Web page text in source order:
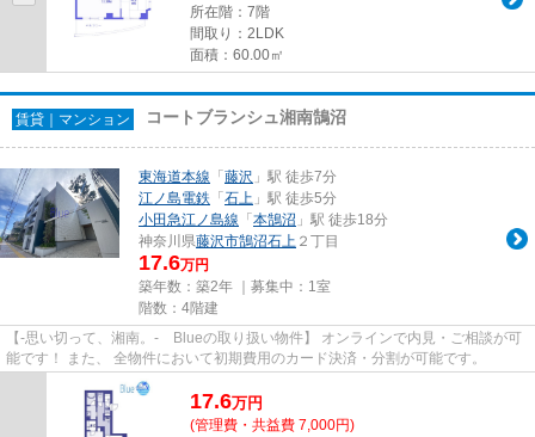
所在階：7階
間取り：2LDK
面積：60.00㎡
賃貸｜マンション コートブランシュ湘南鵠沼
東海道本線 「 藤沢 」駅 徒歩7分
江ノ島電鉄 「 石上 」駅 徒歩5分
小田急江ノ島線 「 本鵠沼 」駅 徒歩18分
神奈川県藤沢市鵠沼石上 ２丁目
17.6万円
築年数：築2年 ｜募集中： 1室
階数：4階建
【-思い切って、湘南。- Blueの取り扱い物件】 オンラインで内見・ご相談が可
能です！ また、 全物件において初期費用のカード決済・分割が可能です。
17.6万円
(管理費・共益費 7,000円)